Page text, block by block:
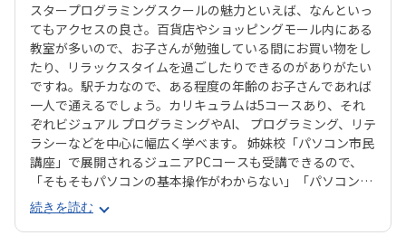
スタープログラミングスクールの魅力といえば、なんといっ
てもアクセスの良さ。百貨店やショッピングモール内にある
教室が多いので、お子さんが勉強している間にお買い物をし
たり、リラックスタイムを過ごしたりできるのがありがたい
ですね。駅チカなので、ある程度の年齢のお子さんであれば
一人で通えるでしょう。カリキュラムは5コースあり、それ
ぞれビジュアル プログラミングやAI、 プログラミング、リテ
ラシーなどを中心に幅広く学べます。 姉妹校「パソコン市民
講座」で展開されるジュニアPCコースも受講できるので、
「そもそもパソコンの基本操作がわからない」「パソコンで
何ができるかを学びたい」といったお子さんにもピッタリで
す。それぞれのお子さんの興味に合ったコースが見つかりや
すいのは安心ですね。スタープログラミングスクールは、過
続きを読む